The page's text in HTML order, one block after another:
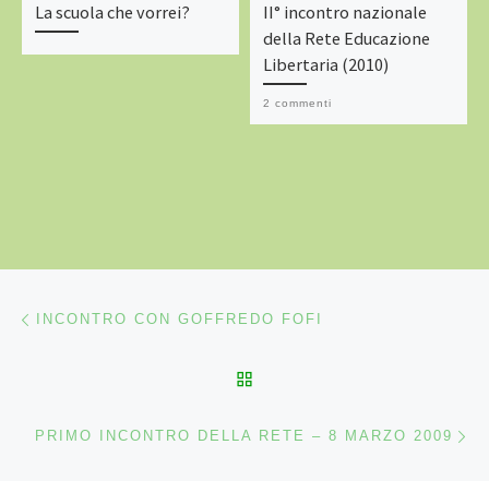
La scuola che vorrei?
II° incontro nazionale
della Rete Educazione
Libertaria (2010)
2 commenti
Navigazione articoli
INCONTRO CON GOFFREDO FOFI
PRIMO INCONTRO DELLA RETE – 8 MARZO 2009